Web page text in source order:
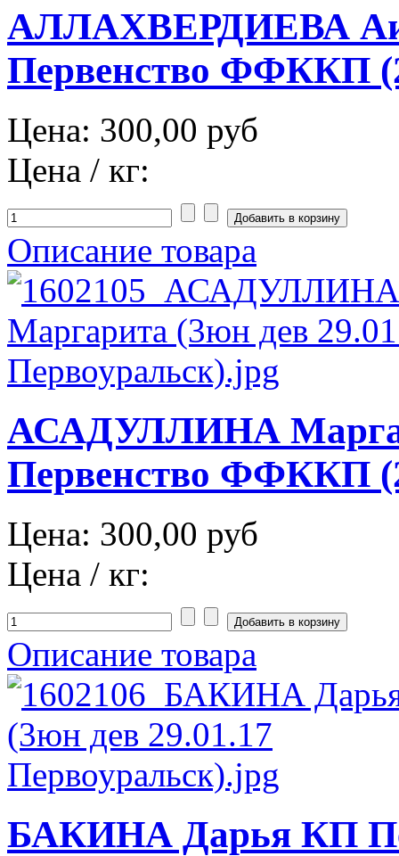
АЛЛАХВЕРДИЕВА
Первенство ФФККП
Цена: 300,00 руб
Цена / кг:
Описание товара
АСАДУЛЛИНА
Первенство ФФККП
Цена: 300,00 руб
Цена / кг:
Описание товара
БАКИНА Дарья КП